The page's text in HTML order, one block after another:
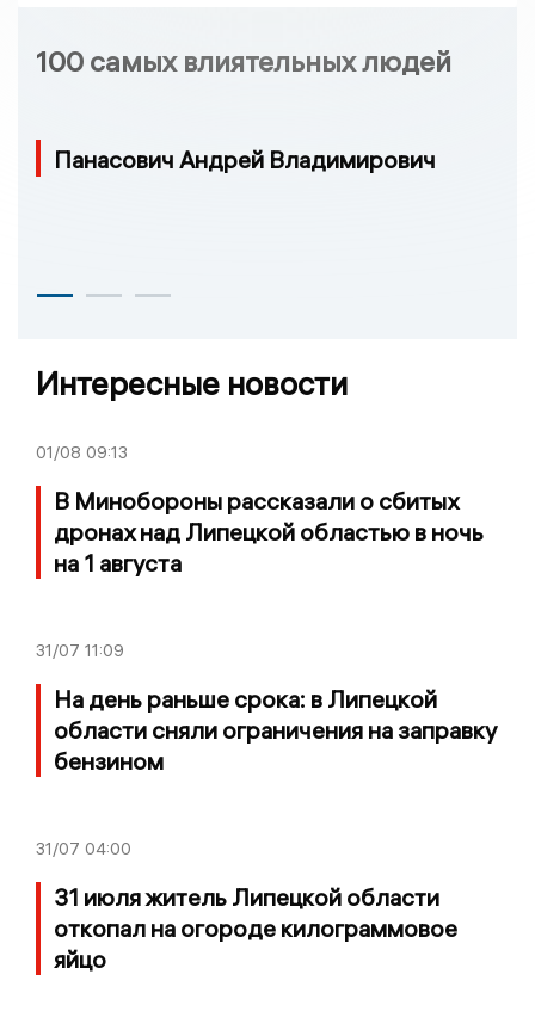
100 самых влиятельных людей
Панасович Андрей Владимирович
Интересные новости
01/08 09:13
В Минобороны рассказали о сбитых
дронах над Липецкой областью в ночь
на 1 августа
31/07 11:09
На день раньше срока: в Липецкой
области сняли ограничения на заправку
бензином
31/07 04:00
31 июля житель Липецкой области
откопал на огороде килограммовое
яйцо